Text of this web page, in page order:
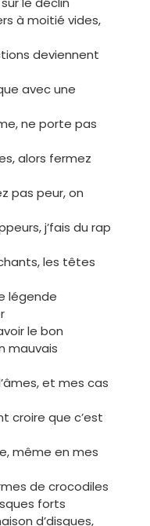
à moitié vides,
deviennent
avec une
ne porte pas
alors fermez
pas peur, on
j’fais du rap
les têtes
légende
le bon
mauvais
et mes cas
croire que c’est
même en mes
de crocodiles
forts
d’disques,